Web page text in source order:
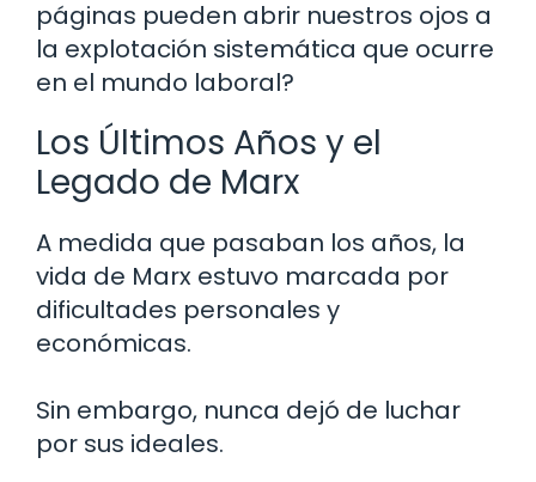
páginas pueden abrir nuestros ojos a
la explotación sistemática que ocurre
en el mundo laboral?
Los Últimos Años y el
Legado de Marx
A medida que pasaban los años, la
vida de Marx estuvo marcada por
dificultades personales y
económicas.
Sin embargo, nunca dejó de luchar
por sus ideales.